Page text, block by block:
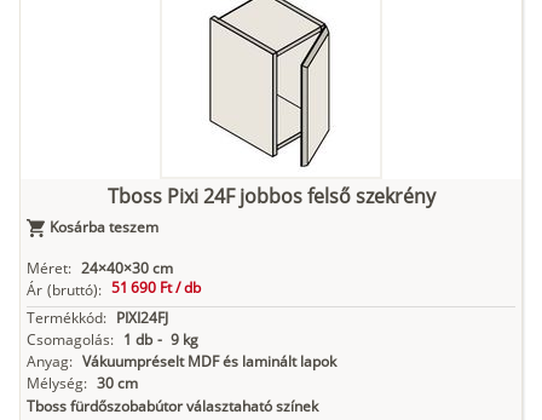
Loft beton
Nádzöld Füstös zöld
Tboss Pixi 24F jobbos felső szekrény
Kosárba teszem
Méret: 24×40×30 cm
Ár (bruttó): 51 690 Ft /db
Termékkód: PIXI24FJ
Csomagolás: 1 db - 9 kg
Anyag: Vákuumpréselt MDF és laminált lapok
Mélység: 30 cm
Tboss fürdőszobabútor választaható színek